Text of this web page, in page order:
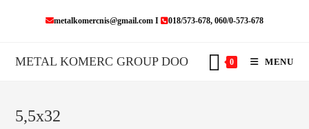
metalkomercnis@gmail.com I 018/573-678, 060/0-573-678
METAL KOMERC GROUP DOO 0 MENU
5,5x32